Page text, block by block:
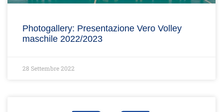
Photogallery: Presentazione Vero Volley
maschile 2022/2023
28 Settembre 2022